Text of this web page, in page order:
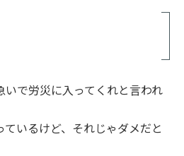
いで労災に入ってくれと言われ
ているけど、それじゃダメだと